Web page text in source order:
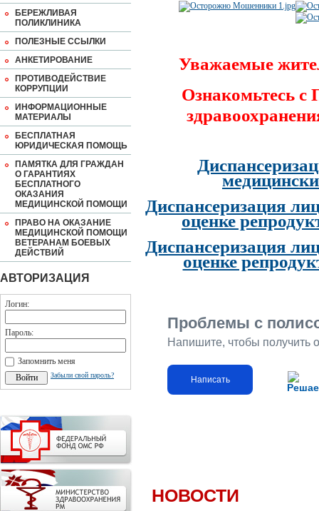
БЕРЕЖЛИВАЯ
ПОЛИКЛИНИКА
ПОЛЕЗНЫЕ ССЫЛКИ
АНКЕТИРОВАНИЕ
ПРОТИВОДЕЙСТВИЕ
КОРРУПЦИИ
ИНФОРМАЦИОННЫЕ
МАТЕРИАЛЫ
БЕСПЛАТНАЯ
ЮРИДИЧЕСКАЯ ПОМОЩЬ
ПАМЯТКА ДЛЯ ГРАЖДАН
О ГАРАНТИЯХ
БЕСПЛАТНОГО
ОКАЗАНИЯ
МЕДИЦИНСКОЙ ПОМОЩИ
ПРАВО НА ОКАЗАНИЕ
МЕДИЦИНСКОЙ ПОМОЩИ
ВЕТЕРАНАМ БОЕВЫХ
ДЕЙСТВИЙ
АВТОРИЗАЦИЯ
Логин:
Пароль:
Запомнить меня
Забыли свой пароль?
Уважаемые
Ознакомьтесь
Диспансеризация
оценке
Диспансеризация
оценке
Проблемы с
Напишите, чтобы получить
Написать
НОВОСТИ